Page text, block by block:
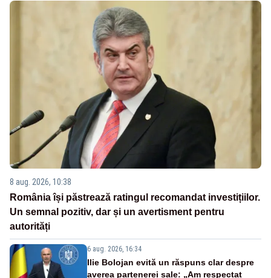
8 aug. 2026, 10:38
România își păstrează ratingul recomandat investițiilor.
Un semnal pozitiv, dar și un avertisment pentru
autorități
6 aug. 2026, 16:34
Ilie Bolojan evită un răspuns clar despre
averea partenerei sale: „Am respectat